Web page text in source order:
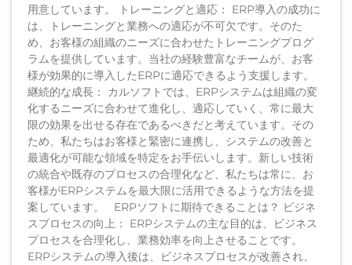
用意しています。 トレーニングと適応： ERP導入の成功に
は、トレーニングと業務への適応が不可欠です。そのた
め、お客様の組織のニーズに合わせたトレーニングプログ
ラムを提供しています。当社の経験豊富なチームが、お客
様が効果的に導入したERPに適応できるよう支援します。
継続的な成長： カルソフトでは、ERPシステムは組織の変
化するニーズに合わせて進化し、適応していく、常に最大
限の効果を出せる存在であるべきだと考えています。その
ため、私たちはお客様と緊密に連携し、システムの改善と
最適化が可能な領域を特定をお手伝いします。新しい技術
の統合や既存のプロセスの合理化など、私たちは常に、お
客様がERPシステムを最大限に活用できるような方法を提
案しています。 ERPソフトに期待できることは？ ビジネ
スプロセスの向上： ERPシステムの主な目的は、ビジネス
プロセスを合理化し、業務効率を向上させることです。
ERPシステムの導入後は、ビジネスプロセスが改善され、